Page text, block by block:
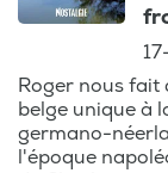
Roger nous fait
belge unique à
germano-
l'époque